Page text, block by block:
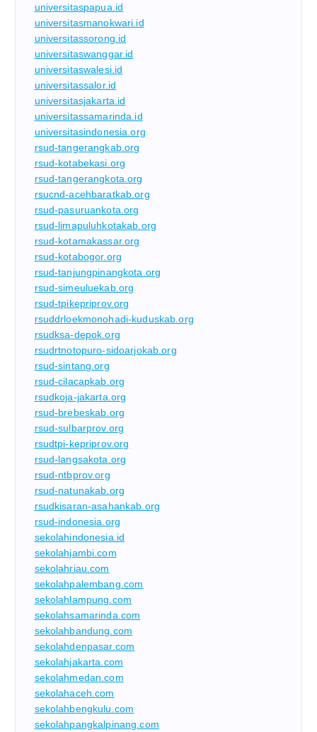
universitaspapua.id
universitasmanokwari.id
universitassorong.id
universitaswanggar.id
universitaswalesi.id
universitassalor.id
universitasjakarta.id
universitassamarinda.id
universitasindonesia.org
rsud-tangerangkab.org
rsud-kotabekasi.org
rsud-tangerangkota.org
rsucnd-acehbaratkab.org
rsud-pasuruankota.org
rsud-limapuluhkotakab.org
rsud-kotamakassar.org
rsud-kotabogor.org
rsud-tanjungpinangkota.org
rsud-simeuluekab.org
rsud-tpikepriprov.org
rsuddrloekmonohadi-kuduskab.org
rsudksa-depok.org
rsudrtnotopuro-sidoarjokab.org
rsud-sintang.org
rsud-cilacapkab.org
rsudkoja-jakarta.org
rsud-brebeskab.org
rsud-sulbarprov.org
rsudtpi-kepriprov.org
rsud-langsakota.org
rsud-ntbprov.org
rsud-natunakab.org
rsudkisaran-asahankab.org
rsud-indonesia.org
sekolahindonesia.id
sekolahjambi.com
sekolahriau.com
sekolahpalembang.com
sekolahlampung.com
sekolahsamarinda.com
sekolahbandung.com
sekolahdenpasar.com
sekolahjakarta.com
sekolahmedan.com
sekolahaceh.com
sekolahbengkulu.com
sekolahpangkalpinang.com